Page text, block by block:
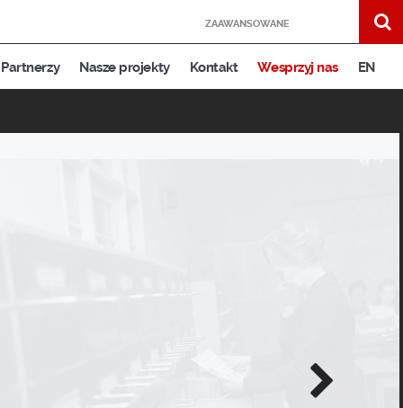
ZAAWANSOWANE
Partnerzy Nasze projekty Kontakt Wesprzyj nas EN
Następne
zdjęcie